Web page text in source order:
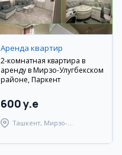
Аренда квартир
2-комнатная квартира в
аренду в Мирзо-Улугбекском
районе, Паркент
600 y.e
Ташкент, Мирзо-